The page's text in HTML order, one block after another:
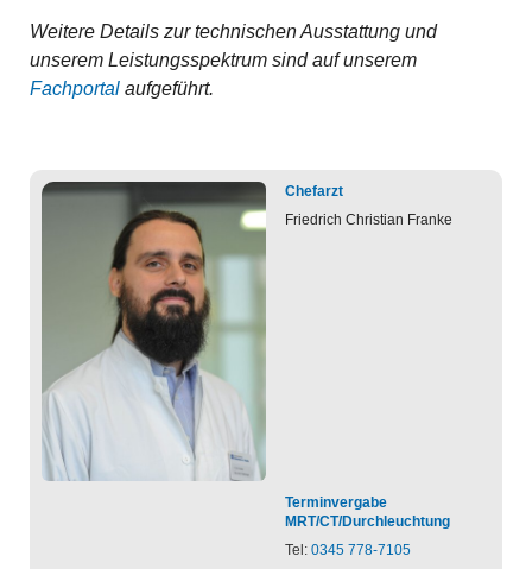
Weitere Details zur technischen Ausstattung und
unserem Leistungsspektrum sind auf unserem
Fachportal aufgeführt.
Chefarzt
Friedrich Christian Franke
Terminvergabe
MRT/CT/Durchleuchtung
Tel: 0345 778-7105